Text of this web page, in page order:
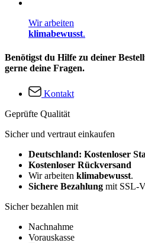
Wir arbeiten
klimabewusst.
Benötigst du Hilfe zu deiner
gerne deine Fragen.
Kontakt
Geprüfte Qualität
Sicher und vertraut einkaufen
Deutschland: Kostenloser
Kostenloser Rückversand
Wir arbeiten klimabewusst.
Sichere Bezahlung mit SSL-
Sicher bezahlen mit
Nachnahme
Vorauskasse